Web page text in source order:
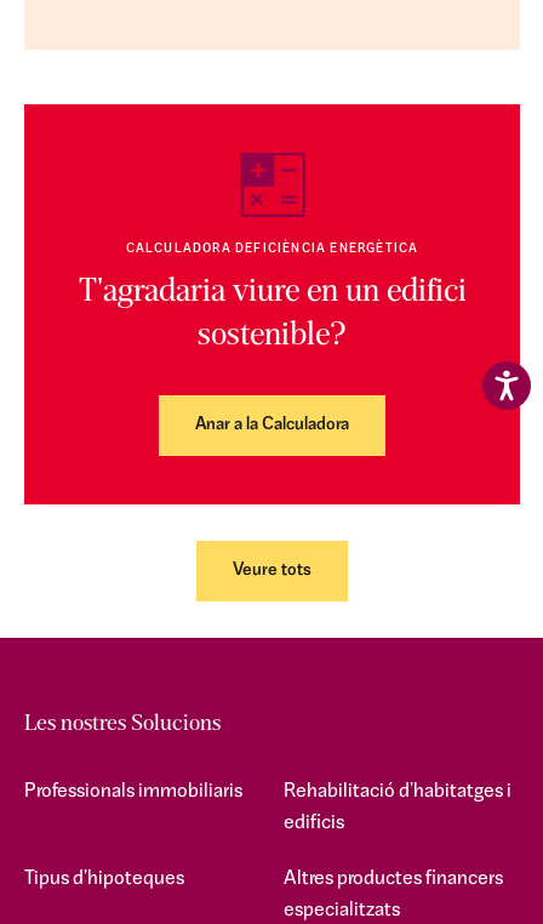
CALCULADORA DEFICIÈNCIA ENERGÈTICA
T'agradaria viure en un edifici
sostenible?
Anar a la Calculadora
Veure tots
Les nostres Solucions
Professionals immobiliaris
Rehabilitació d'habitatges i
edificis
Tipus d'hipoteques
Altres productes financers
especialitzats